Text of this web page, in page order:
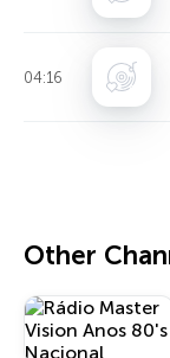
04:16
Other